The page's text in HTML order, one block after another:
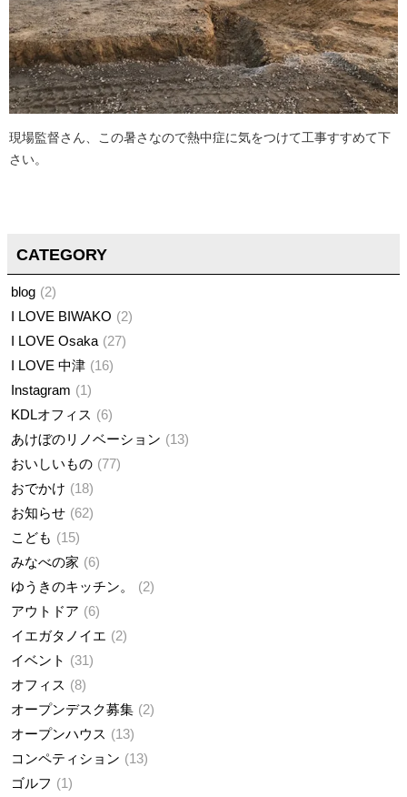
現場監督さん、この暑さなので熱中症に気をつけて工事すすめて下
さい。
CATEGORY
blog
2
I LOVE BIWAKO
2
I LOVE Osaka
27
I LOVE 中津
16
Instagram
1
KDLオフィス
6
あけぼのリノベーション
13
おいしいもの 77
おでかけ
18
お知らせ
62
こども
15
みなべの家
6
ゆうきのキッチン。
2
アウトドア
6
イエガタノイエ
2
イベント
31
オフィス
8
オープンデスク募集
2
オープンハウス
13
コンペティション
13
ゴルフ
1